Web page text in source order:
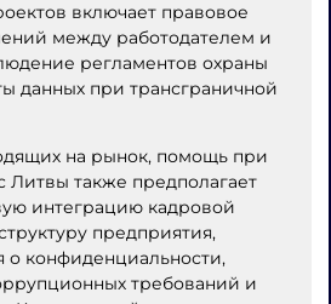
включает правовое
между работодателем и
регламентов охраны
данных при трансграничной
на рынок, помощь при
Литвы также предполагает
интеграцию кадровой
предприятия,
о конфиденциальности,
требований и